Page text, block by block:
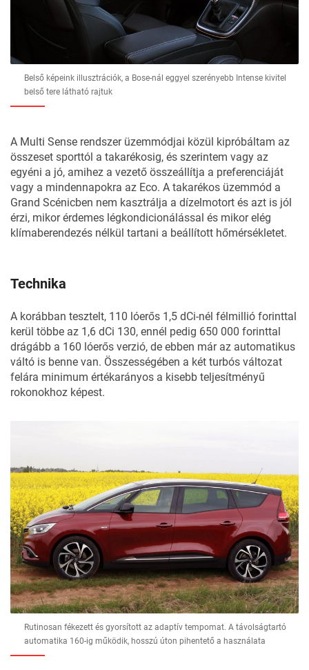
Belső képeink illusztrációk, a Bose-nál eggyel szerényebb Intense kivitel
belső tere látható rajtuk
A Multi Sense rendszer üzemmódjai közül kipróbáltam az
összeset sporttól a takarékosig, és szerintem vagy az
egyéni a jó, amihez a vezető összeállítja a preferenciáját
vagy a mindennapokra az Eco. A takarékos üzemmód a
Grand Scénicben nem kasztrálja a dízelmotort és azt is jól
érzi, mikor érdemes légkondicionálással és mikor elég
klímaberendezés nélkül tartani a beállított hőmérsékletet.
Technika
A korábban tesztelt, 110 lóerős 1,5 dCi-nél félmillió forinttal
kerül többe az 1,6 dCi 130, ennél pedig 650 000 forinttal
drágább a 160 lóerős verzió, de ebben már az automatikus
váltó is benne van. Összességében a két turbós változat
felára minimum értékarányos a kisebb teljesítményű
rokonokhoz képest.
Rutinosan fékezett és gyorsított az adaptív tempomat. A távolságtartó
automatika 160-ig működik, hosszú úton pihentető a használata